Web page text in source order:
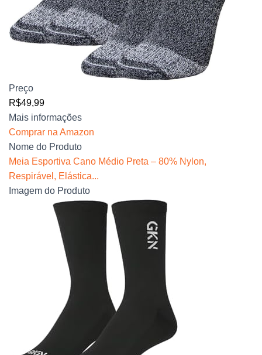
Preço
R$49,99
Mais informações
Comprar na Amazon
Nome do Produto
Meia Esportiva Cano Médio Preta – 80% Nylon,
Respirável, Elástica...
Imagem do Produto